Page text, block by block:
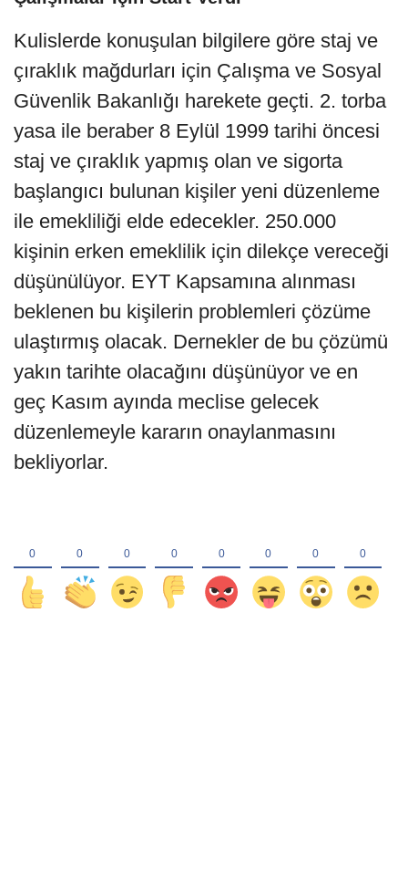
Kulislerde konuşulan bilgilere göre staj ve
çıraklık mağdurları için Çalışma ve Sosyal
Güvenlik Bakanlığı harekete geçti. 2. torba
yasa ile beraber 8 Eylül 1999 tarihi öncesi
staj ve çıraklık yapmış olan ve sigorta
başlangıcı bulunan kişiler yeni düzenleme
ile emekliliği elde edecekler. 250.000
kişinin erken emeklilik için dilekçe vereceği
düşünülüyor. EYT Kapsamına alınması
beklenen bu kişilerin problemleri çözüme
ulaştırmış olacak. Dernekler de bu çözümü
yakın tarihte olacağını düşünüyor ve en
geç Kasım ayında meclise gelecek
düzenlemeyle kararın onaylanmasını
bekliyorlar.